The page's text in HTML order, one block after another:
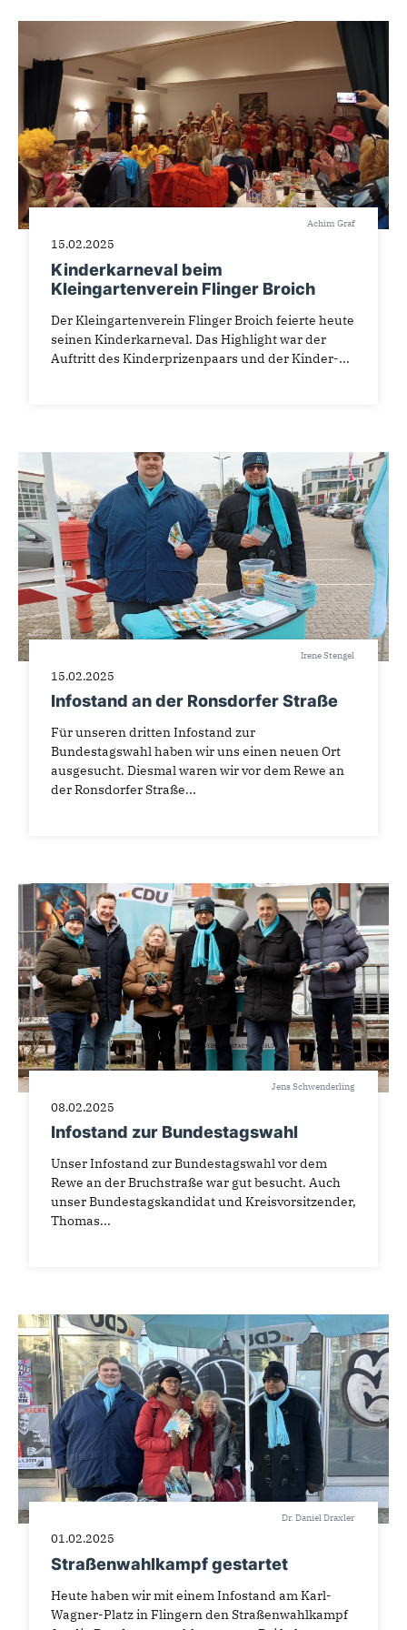
Achim Graf
15.02.2025
Kinderkarneval beim
Kleingartenverein Flinger Broich
Der Kleingartenverein Flinger Broich feierte heute
seinen Kinderkarneval. Das Highlight war der
Auftritt des Kinderprizenpaars und der Kinder-...
Irene Stengel
15.02.2025
Infostand an der Ronsdorfer Straße
Für unseren dritten Infostand zur
Bundestagswahl haben wir uns einen neuen Ort
ausgesucht. Diesmal waren wir vor dem Rewe an
der Ronsdorfer Straße...
Jens Schwenderling
08.02.2025
Infostand zur Bundestagswahl
Unser Infostand zur Bundestagswahl vor dem
Rewe an der Bruchstraße war gut besucht. Auch
unser Bundestagskandidat und Kreisvorsitzender,
Thomas...
Dr. Daniel Draxler
01.02.2025
Straßenwahlkampf gestartet
Heute haben wir mit einem Infostand am Karl-
Wagner-Platz in Flingern den Straßenwahlkampf